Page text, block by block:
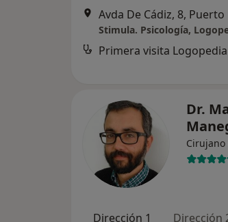
Avda De Cádiz, 8, Puerto
Stimula. Psicología,
Primera visita
Dr.
Dirección 1 Dirección